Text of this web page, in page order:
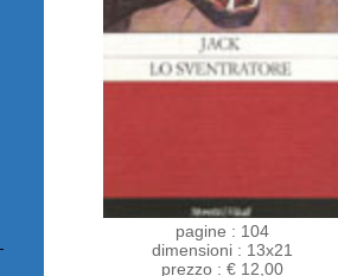
pagine : 104
dimensioni : 13x21
prezzo : € 12,00